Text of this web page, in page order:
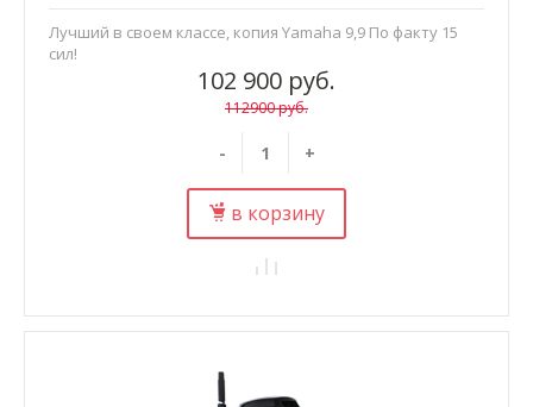
102 900 руб.
112900 руб.
- +
в корзину
Лучший в своем классе, копия Yamaha 9,9 По факту 15
сил!